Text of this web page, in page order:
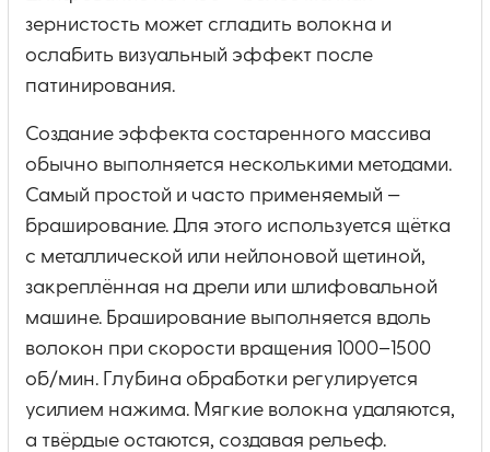
зернистость может сгладить волокна и
ослабить визуальный эффект после
патинирования.
Создание эффекта состаренного массива
обычно выполняется несколькими методами.
Самый простой и часто применяемый —
браширование. Для этого используется щётка
с металлической или нейлоновой щетиной,
закреплённая на дрели или шлифовальной
машине. Браширование выполняется вдоль
волокон при скорости вращения 1000–1500
об/мин. Глубина обработки регулируется
усилием нажима. Мягкие волокна удаляются,
а твёрдые остаются, создавая рельеф.